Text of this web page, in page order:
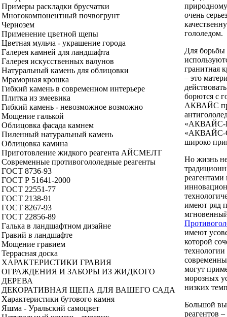
Примеры раскладки брусчатки
Многокомпонентный почвогрунт
Чернозем
Применение цветной щепы
Цветная мульча - украшение города
Галерея камней для ландшафта
Галерея искусственных валунов
Натуральный камень для облицовки
Мраморная крошка
Гибкий камень в современном интерьере
Плитка из змеевика
Гибкий камень - невозможное возможно
Мощение галькой
Облицовка фасада камнем
Пиленный натуральный камень
Облицовка камина
Приготовление жидкого реагента АЙСМЕЛТ
Современные противогололедные реагенты
ГОСТ 8736-93
ГОСТ Р 51641-2000
ГОСТ 22551-77
ГОСТ 2138-91
ГОСТ 8267-93
ГОСТ 22856-89
Галька в ландшафтном дизайне
Гравий в ландшафте
Мощение гравием
Террасная доска
ХАРАКТЕРИСТИКИ ГРАВИЯ
ОГРАЖДЕНИЯ И ЗАБОРЫ ИЗ ЖИДКОГО
ДЕРЕВА
ДЕКОРАТИВНАЯ ЩЕПА ДЛЯ ВАШЕГО САДА
Характеристики бутового камня
Яшма - Уральский самоцвет
очень
гололедом.
Для борьбы
гранитная
– это
борются с
АКВАЙС
«АКВАЙС-
«АКВАЙС-
широко
Но жизнь
имеют ряд
имеют
которой
могут
морозных
низких
Большой
реагентов